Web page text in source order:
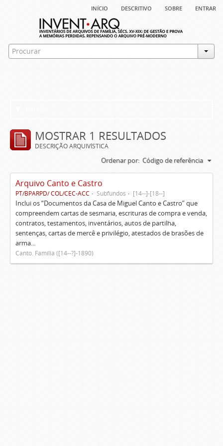
início descritivo sobre entrar
MOSTRAR 1 RESULTADOS
DESCRIÇÃO ARQUIVÍSTICA
Ordenar por: Código de referência
Arquivo Canto e Castro
PT/BPARPD/ COL/CEC-ACC Subfundos [14--]-[18--]
Inclui os “Documentos da Casa de Miguel Canto e Castro” que
compreendem cartas de sesmaria, escrituras de compra e venda,
contratos, testamentos, inventários, autos de partilha,
sentenças, cartas de mercê e privilégio, atestados de brasões de
arma...
Canto. Família ([14--?]-1890)